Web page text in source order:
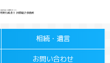
相続・遺言
お問い合わせ